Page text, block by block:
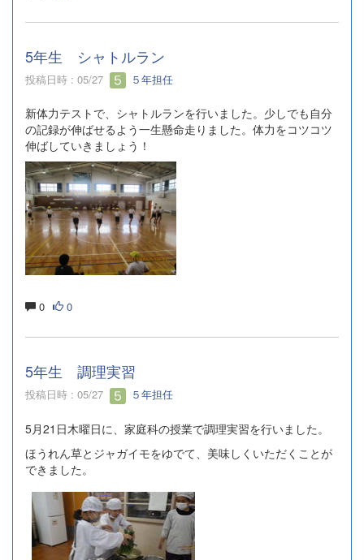
5年生 シャトルラン
投稿日時 : 05/27 ５年担任
新体力テストで、シャトルランを行いました。少しでも自分
の記録が伸ばせるよう一生懸命走りました。体力をコツコツ
伸ばしていきましょう！
0 0
5年生 調理実習
投稿日時 : 05/27 ５年担任
5月21日木曜日に、家庭科の授業で調理実習を行いました。
ほうれん草とジャガイモをゆでて、美味しくいただくことが
できました。